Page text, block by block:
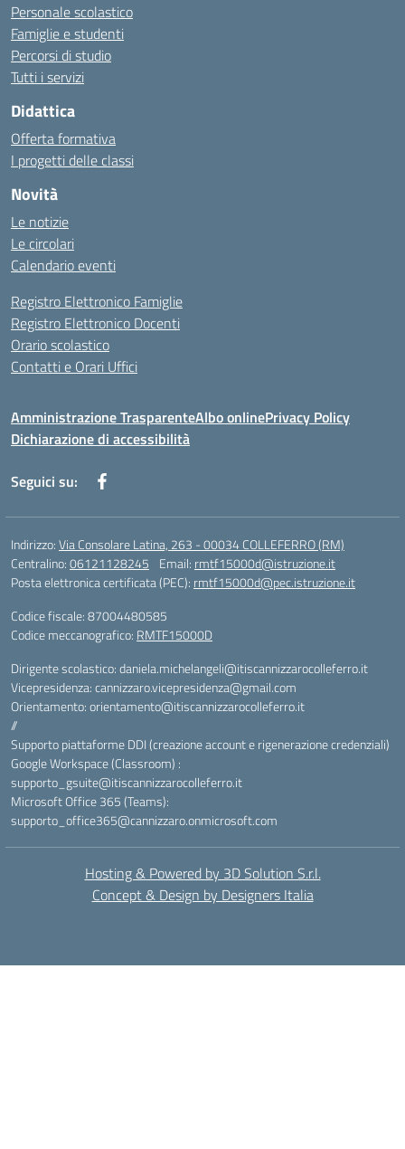
Personale scolastico
Famiglie e studenti
Percorsi di studio
Tutti i servizi
Didattica
Offerta formativa
I progetti delle classi
Novità
Le notizie
Le circolari
Calendario eventi
Registro Elettronico Famiglie
Registro Elettronico Docenti
Orario scolastico
Contatti e Orari Uffici
Amministrazione TrasparenteAlbo onlinePrivacy Policy
Dichiarazione di accessibilità
Seguici su:
Indirizzo:Via Consolare Latina, 263 - 00034 COLLEFERRO (RM)
Centralino:06121128245 Email: rmtf15000d@istruzione.it
Posta elettronica certificata (PEC): rmtf15000d@pec.istruzione.it
Codice fiscale: 87004480585
Codice meccanografico: RMTF15000D
Dirigente scolastico: daniela.michelangeli@itiscannizzarocolleferro.it
Vicepresidenza: cannizzaro.vicepresidenza@gmail.com
Orientamento: orientamento@itiscannizzarocolleferro.it
//
Supporto piattaforme DDI (creazione account e rigenerazione credenziali)
Google Workspace (Classroom) :
supporto_gsuite@itiscannizzarocolleferro.it
Microsoft Office 365 (Teams):
supporto_office365@cannizzaro.onmicrosoft.com
Hosting & Powered by 3D Solution S.r.l.
Concept & Design by Designers Italia